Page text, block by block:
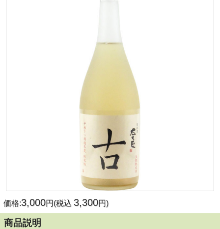
価格:3,000円(税込 3,300円)
商品説明